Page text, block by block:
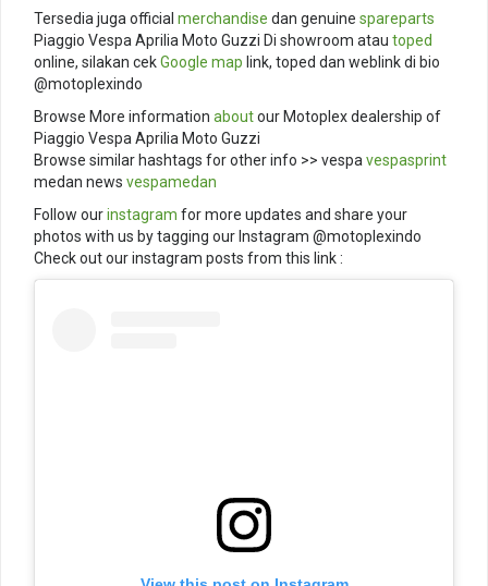
Tersedia juga official merchandise dan genuine spareparts
Piaggio Vespa Aprilia Moto Guzzi Di showroom atau toped
online, silakan cekGoogle map link, toped dan weblink di bio
@motoplexindo
Browse More information aboutour Motoplex dealership of
Piaggio Vespa Aprilia Moto Guzzi
Browse similar hashtags for other info >> vespa vespasprint
medan news vespamedan
Follow ourinstagram for more updates and share your
photos with us by tagging our Instagram @motoplexindo
Check out our instagram posts from this link :